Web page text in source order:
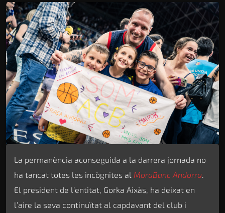
La permanència aconseguida a la darrera jornada no
ha tancat totes les incògnites al MoraBanc Andorra
El president de l’entitat, Gorka Aixàs, ha deixat en
l’aire la seva continuïtat al capdavant del club i